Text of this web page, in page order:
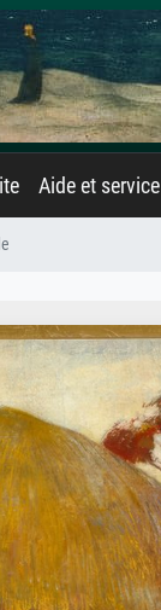
Aide et service